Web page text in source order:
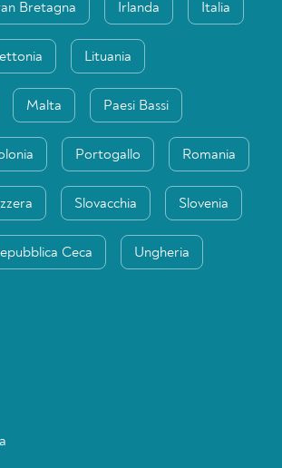
Bretagna Irlanda Italia
Lituania
Malta Paesi Bassi
Portogallo Romania
Slovacchia Slovenia
Ceca Ungheria